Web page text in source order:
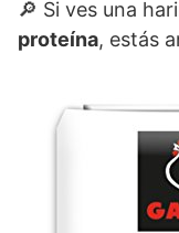
🔎 Si ves una
proteína, estás